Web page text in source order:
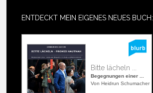
ENTDECKT MEIN EIGENES NEUES BUCH:
Bitte lächeln ...
Begegnungen einer ...
Von Heidrun Schumacher